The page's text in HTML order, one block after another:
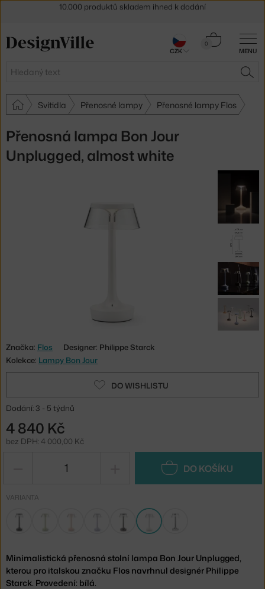
MENU
Hledat
0
Košík
Svítidla Přenosné lampy Přenosné lampy Flos
Přenosná lampa Bon Jour
Unplugged, almost white
Značka: Flos
Designer: Philippe Starck
Kolekce: Lampy Bon Jour
DO WISHLISTU
Dodání: 3 - 5 týdnů
4 840 Kč
bez DPH: 4 000,00 Kč
DO KOŠÍKU
VARIANTA
Minimalistická přenosná stolní lampa Bon Jour Unplugged,
kterou pro italskou značku Flos navrhnul designér Philippe
Starck. Provedení: bílá.
30 dní na vrácení zboží
CZK